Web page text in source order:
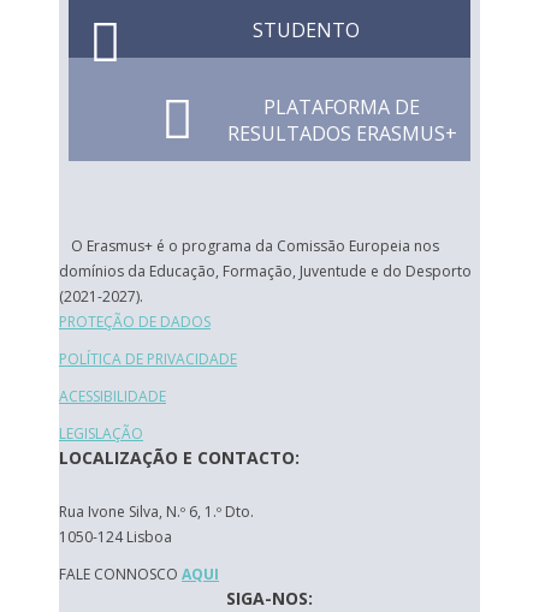
STUDENTO
PLATAFORMA DE
RESULTADOS ERASMUS+
O Erasmus+ é o programa da Comissão Europeia nos
domínios da Educação, Formação, Juventude e do Desporto
(2021-2027).
PROTEÇÃO DE DADOS
POLÍTICA DE PRIVACIDADE
ACESSIBILIDADE
LEGISLAÇÃO
LOCALIZAÇÃO E CONTACTO:
Rua Ivone Silva, N.º 6, 1.º Dto.
1050-124 Lisboa
FALE CONNOSCO AQUI
SIGA-NOS: